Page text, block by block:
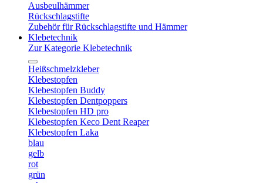
Ausbeulhämmer
Rückschlagstifte
Zubehör für Rückschlagstifte und Hämmer
Klebetechnik
Zur Kategorie Klebetechnik
Heißschmelzkleber
Klebestopfen
Klebestopfen Buddy
Klebestopfen Dentpoppers
Klebestopfen HD pro
Klebestopfen Keco Dent Reaper
Klebestopfen Laka
blau
gelb
rot
grün